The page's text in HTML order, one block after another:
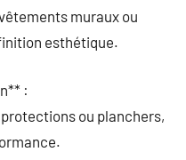
muraux ou
esthétique.
:
ou planchers,